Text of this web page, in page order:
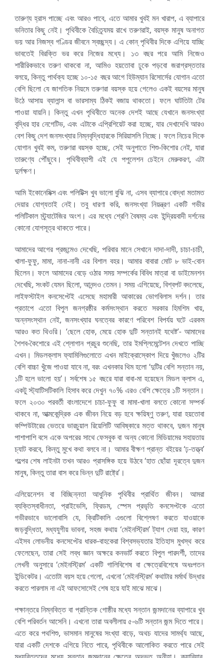
তারুণ্য হ্রাস পাচ্ছে এবং আরও পাবে, এতে আমার খুবই মন খারাপ, এ ব্যাপারে
ভনিতার কিছু নেই। পৃথিবীকে বৈচিত্র্যময় রাখে তরুণরাই, বয়স্ক মানুষ অনাগত
ভয় আর নিজস্ব গণ্ডির জীবনে স্বচ্ছন্দ্য। এ কোন্ পৃথিবীর দিকে এগিয়ে যাচ্ছি
ভাবতেই বিরক্তি ভর করে নিজের মধ্যে। ১৩ বছর পরে আমি নিজেও
শারীরিকভাবে তরুণ থাকবো না, আমিও হয়তোবা ঢুকে পড়বো জরাগ্রস্ততার
বলয়ে, কিন্তু পার্থক্য হচ্ছে ১০-১৫ বছর আগে হিউম্যান রিসোর্সের যোগান এতো
বেশি ছিলো যে জাগতিক নিয়মে তরুণরা বয়স্ক হয়ে গেলেও একই বয়সের মানুষ
উঠে আসায় ব্যালান্স বা ভারসাম্য ঠিকই বজায় থাকতো। ফলে ঘাটতিটা টের
পাওয়া যায়নি। কিন্তু এখন পৃথিবীতে অনেক দেশই আছে যেখানে জনসংখ্যা
বৃদ্ধির হার নেগেটিভ, এবং এটাকে এপ্রিশিয়েট করা হচ্ছে, যার দেখাদেখি আরও
বেশ কিছু দেশ জনসংখ্যার নিম্নবৃদ্ধিহারকে সিরিয়াসলি নিচ্ছে। ফলে নিচের দিকে
যোগান খুবই কম, তরুণরা বয়স্ক হচ্ছে, সেই অনুপাতে শিশু-কিশোর নেই, যারা
তারুণ্যে পৌঁছুবে। পৃথিবীব্যাপী এই যে পপুলেশন চেইনে মেরুকরণ, এটা
দুর্লক্ষণ।
আমি ইকোনেমিক্স এবং পলিটিক্স খুব ভালো বুঝি না, এসব ব্যাপারে বোদ্ধা মতামত
দেয়ার যোগ্যতাই নেই। তবু ধারণা করি, জনসংখ্যা নিয়ন্ত্রণ একটি গভীর
পলিটিকাল স্ট্র্যাটেজির অংশ। এর মধ্যে শ্রেণি বৈষম্য এবং ইন্দ্রিয়বাদী দর্শনের
কোনো যোগসূত্র থাকতে পারে।
আমাদের আগের প্রজন্মেও দেখেছি, পরিবার মানে সেখানে দাদা-দাদী, চাচা-চাচী,
খালা-ফুফু, মামা, নানা-নানী এর বিশাল বহর। আমার বাবারা মোট ৮ ভাই-বোন
ছিলেন। ফলে আমাদের বেড়ে ওঠার সময় সম্পর্কের বিবিধ মাত্রা বা ডাইমেনশন
দেখেছি, সংকট যেমন ছিলো, আনন্দও তেমন। সময় এগিয়েছে, বিশ্বপট বদলেছে,
লাইফস্টাইল কনসেপ্টেই এসেছে মহামারী আকারের ভোগবিলাস দর্শন। তার
প্রতাপে এতো বিপুল জনগ্রষ্ঠীর কর্মসংস্থান করতে সরকার হিমশিম খায়,
অন্নসংস্থান নেই, জনসংখ্যার ঘনত্বের কারণে পরিবেশ বিপর্যয় ঘটে এরকম
আরও কত থিওরি। ‘ছেলে হোক, মেয়ে হোক দুটি সন্তানই যথেষ্ট’- আমাদের
শৈশব-কৈশোরে এই শ্লোগান প্রচুর শুনেছি, তার ইমপ্লিমেন্টেশন দেখতে পাচ্ছি
এখন। মিডলক্লাস ফ্যামিলিগুলোতে এখন মাইক্রোস্কোপ দিয়ে খুঁজলেও ২টির
বেশি বাচ্চা খুঁজে পাওয়া যাবে না, বরং এখনকার থিম হলো ‘দুটির বেশি সন্তান নয়,
১টি হলে ভালো হয়’। সর্বশেষ ১৫ বছরে যারা বাবা-মা হয়েছেন মিডল ক্লাস এ,
একটু স্ট্যাটিসটিকালি হিসাব করে দেখুন ৭০% এরও বেশি ক্ষেত্রে ১টি সন্তান।
ফলে ২০৩০ পরবর্তী বাংলাদেশে চাচা-ফুফু বা মামা-খালা বলতে কোনো সম্পর্ক
থাকবে না, আত্মকেন্দ্রিক এক জীবন নিয়ে বড় হবে ক্ষয়িষ্ণু তরুণ, যারা হয়তোবা
কম্পিউটারের ভেতরে ভারচুয়াল রিয়েলিটি আবিষ্কারে মত্ত থাকবে, দুজন মানুষ
পাশাপাশি বসে একে অপরের সাথে ফেসবুক বা অন্য কোনো মিডিয়ামের সহায়তায়
চ্যাট করবে, কিন্তু মুখে কথা বলবে না। আমার বীক্ষণ প্রান্ত বইয়ের ‘ঢ়-তত্ত্ব’
গল্পের শেষ লাইনটা তখন আরও প্রাসঙ্গিক হয়ে উঠবে ‘হাত ছোঁয়া দূরত্বে দুজন
মানুষ, কিন্তু তারা বাস করে ভিন্ন দুটি রাষ্ট্রে’।
এলিয়েনেশন বা বিচ্ছিন্নতা আধুনিক পৃথিবীর প্রার্থিত জীবন। আমরা
ব্যক্তিস্বাধীনতা, প্রাইভেসি, ফ্রিডম, স্পেস প্রভৃতি কনসেপ্টকে এতো
গভীরভাবে ভালোবাসি যে, ক্রিটিকালি এগুলো বিশ্লেষণ করতে যাওয়াকে
জড়বুদ্ধিতা, মধ্যযুগীয় ভাবনা, সহজ কথায় ‘মেইনস্ট্রিম’ ট্যাগ দেয়া হয়, কারণ
এইসব লোভনীয় কনসেপ্টের ধারক-বাহকেরা বিশ্বসভ্যতার ইতিহাস মুখস্থ করে
ফেলেছেন, তারা সেই লব্ধ জ্ঞান অক্ষরে কনভার্ট করতে বিপুল পারদর্শী, তাদের
লেখনী অনুসারে ‘মেইনস্ট্রিম’ একটি গালিবিশেষ বা ক্ষেত্রেবিশেষে অধঃপতন
ইন্ডিকেটর। এতোটা বয়স হয়ে গেলো, এখনো ‘মেইনস্ট্রিম’ কথাটার মর্মার্থ উদ্ধার
করতে পারলাম না এই আফসোসেই শেষ হয়ে যাই মাঝে মাঝে।
পক্ষান্তরে নিম্নবিত্ত বা প্রান্তিক গোষ্ঠীর মধ্যে সন্তান জন্মদানের ব্যাপারে খুব
বেশি পরিবর্তন আসেনি। এখনো তারা অবলীলায় ৫-৬টি সন্তান জন্ম দিতে পারে।
এতে করে পথশিশু, ভাসমান মানুষের সংখ্যা বাড়ে, অথচ যাদের সামর্থ্য আছে,
যারা একটি দেশকে এগিয়ে নিতে পারে, পৃথিবীকে আলোকিত করতে পারে সেই